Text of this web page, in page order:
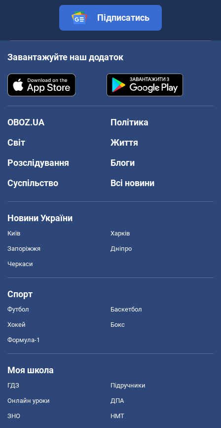
Підписатись
Завантажуйте наш додаток
OBOZ.UA
Політика
Світ
Життя
Розслідування
Блоги
Суспільство
Всі новини
Новини України
Київ Харків
Запоріжжя Дніпро
Черкаси
Спорт
Футбол Баскетбол
Хокей Бокс
Формула-1
Моя школа
ГДЗ Підручники
Онлайн уроки ДПА
ЗНО НМТ